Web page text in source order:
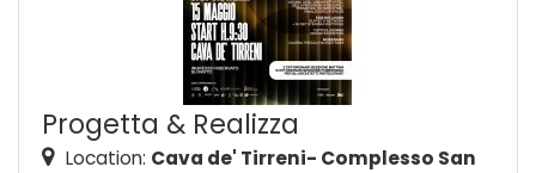
Progetta & Realizza
Location: Cava de' Tirreni- Complesso San